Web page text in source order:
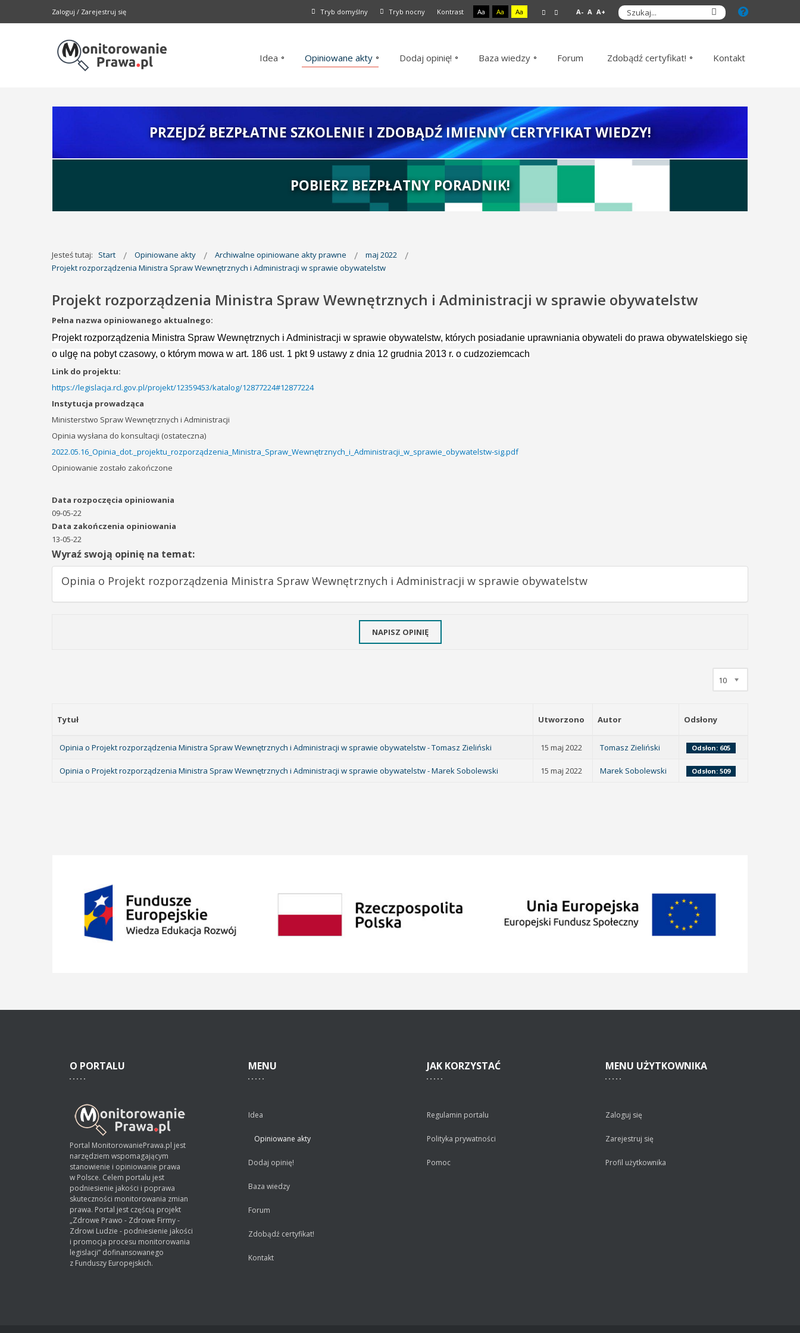
Zaloguj / Zarejestruj się Tryb domyślny Tryb nocny Kontrast Aa Aa Aa A- A A+
Idea Opiniowane akty Dodaj opinię! Baza wiedzy Forum Zdobądź certyfikat! Kontakt
PRZEJDŹ BEZPŁATNE SZKOLENIE I ZDOBĄDŹ IMIENNY CERTYFIKAT WIEDZY!
POBIERZ BEZPŁATNY PORADNIK!
Jesteś tutaj: Start Opiniowane akty Archiwalne opiniowane akty prawne
maj 2022
Projekt rozporządzenia Ministra Spraw Wewnętrznych i Administracji w sprawie obywatelstw
Projekt rozporządzenia Ministra Spraw Wewnętrznych i Administracji w sprawie obywatelstw
Pełna nazwa opiniowanego aktualnego:
Projekt rozporządzenia Ministra Spraw Wewnętrznych i Administracji w sprawie obywatelstw, których posiadanie uprawniania obywateli do prawa obywatelskiego się
o ulgę na pobyt czasowy, o którym mowa w art. 186 ust. 1 pkt 9 ustawy z dnia 12 grudnia 2013 r. o cudzoziemcach
Link do projektu:
https://legislacja.rcl.gov.pl/projekt/12359453/katalog/12877224#12877224
Instytucja prowadząca
Ministerstwo Spraw Wewnętrznych i Administracji
Opinia wysłana do konsultacji (ostateczna)
2022.05.16_Opinia_dot._projektu_rozporządzenia_Ministra_Spraw_Wewnętrznych_i_Administracji_w_sprawie_obywatelstw-sig.pdf
Opiniowanie zostało zakończone
Data rozpoczęcia opiniowania
09-05-22
Data zakończenia opiniowania
13-05-22
Wyraź swoją opinię na temat:
Opinia o Projekt rozporządzenia Ministra Spraw Wewnętrznych i Administracji w sprawie obywatelstw
NAPISZ OPINIĘ
10
Tytuł Utworzono Autor Odsłony
Opinia o Projekt rozporządzenia Ministra Spraw Wewnętrznych i Administracji w sprawie obywatelstw - Tomasz Zieliński 15 maj 2022 Tomasz Zieliński Odsłon: 605
Opinia o Projekt rozporządzenia Ministra Spraw Wewnętrznych i Administracji w sprawie obywatelstw - Marek Sobolewski 15 maj 2022 Marek Sobolewski Odsłon: 509
O PORTALU
Portal MonitorowaniePrawa.pl jest
narzędziem wspomagającym
stanowienie i opiniowanie prawa
w Polsce. Celem portalu jest
podniesienie jakości i poprawa
skuteczności monitorowania zmian
prawa. Portal jest częścią projekt
„Zdrowe Prawo - Zdrowe Firmy -
Zdrowi Ludzie - podniesienie jakości
i promocja procesu monitorowania
legislacji” dofinansowanego
z Funduszy Europejskich.
MENU
Idea
Opiniowane akty
Dodaj opinię!
Baza wiedzy
Forum
Zdobądź certyfikat!
Kontakt
JAK KORZYSTAĆ
Regulamin portalu
Polityka prywatności
Pomoc
MENU UŻYTKOWNIKA
Zaloguj się
Zarejestruj się
Profil użytkownika